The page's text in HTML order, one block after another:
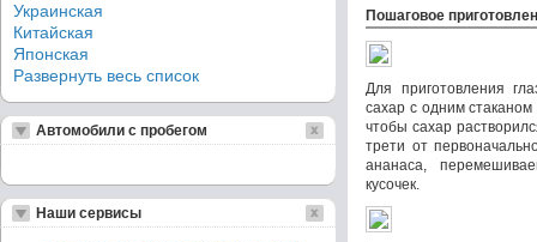
Пошаговое
Для приготовления
сахар с одним
чтобы сахар
трети от
ананаса,
кусочек.
Украинская
Китайская
Японская
Развернуть весь список
Автомобили с пробегом
Наши сервисы